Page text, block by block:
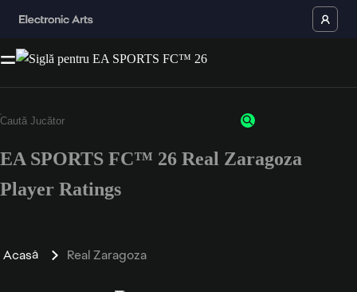
EA SPORTS FC™ 26 Real Zaragoza
Player Ratings
Acasă Real Zaragoza